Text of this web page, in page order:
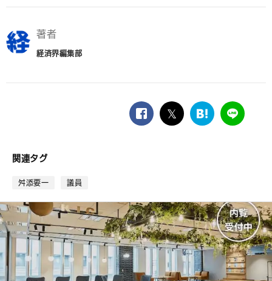
著者
経済界編集部
facebook
twitter
は
ー
ク
LINE
関連タグ
舛添要一 議員